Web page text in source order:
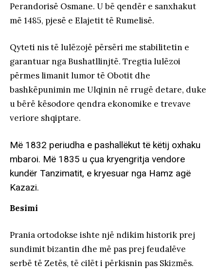
Perandorisë Osmane. U bë qendër e sanxhakut
më 1485, pjesë e Elajetit të Rumelisë.
Qyteti nis të lulëzojë përsëri me stabilitetin e
garantuar nga Bushatllinjtë. Tregtia lulëzoi
përmes limanit lumor të Obotit dhe
bashkëpunimin me Ulqinin në rrugë detare, duke
u bërë kësodore qendra ekonomike e trevave
veriore shqiptare.
Më 1832 periudha e pashallëkut të këtij oxhaku
mbaroi. Më 1835 u çua kryengritja vendore
kundër Tanzimatit, e kryesuar nga Hamz agë
Kazazi.
Besimi
Prania ortodokse ishte një ndikim historik prej
sundimit bizantin dhe më pas prej feudalëve
serbë të Zetës, të cilët i përkisnin pas Skizmës.